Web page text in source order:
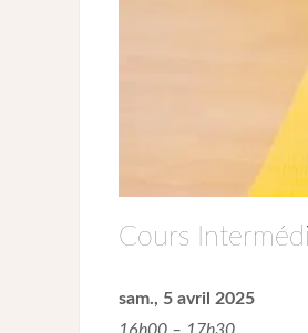
Cours
sam., 5 avril 2025